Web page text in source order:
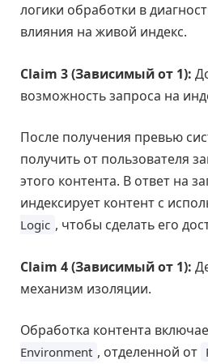
логики обработки в
влияния на живой индекс.
Claim 3 (Зависимый от 1):
возможность запроса на
После получения превью
получить от пользователя
этого контента. В ответ на
индексирует контент с
Logic , чтобы сделать его
Claim 4 (Зависимый от 1):
механизм изоляции.
Обработка контента
Environment , отделенной от